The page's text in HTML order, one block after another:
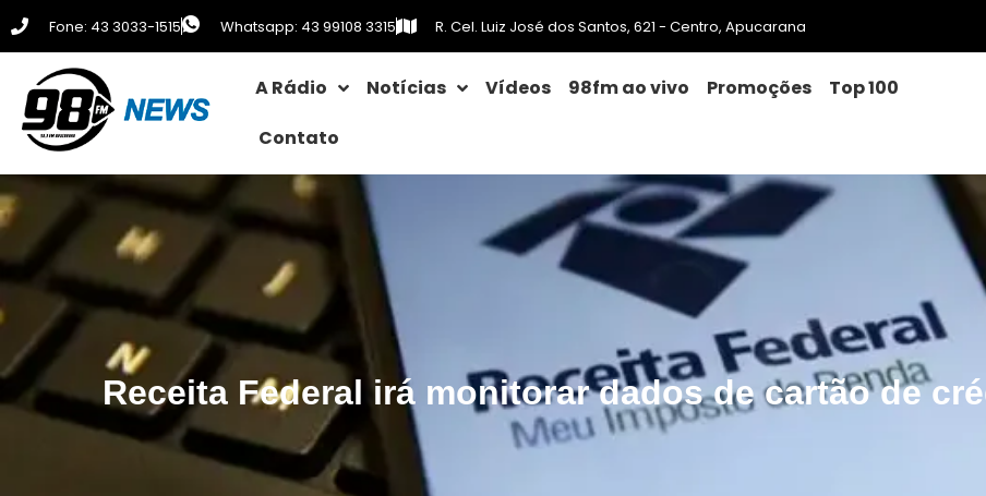
Fone: 43 3033-1515 Whatsapp: 43 99108 3315 R. Cel. Luiz José dos Santos, 621 - Centro, Apucarana
A Rádio Notícias Vídeos 98fm ao vivo Promoções
Top 100
Contato
Receita Federal irá monitorar dados de cartão de